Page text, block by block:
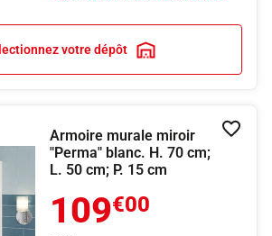
votre dépôt
Armoire murale miroir
"Perma" blanc. H. 70 cm;
L. 50 cm; P. 15 cm
109€00